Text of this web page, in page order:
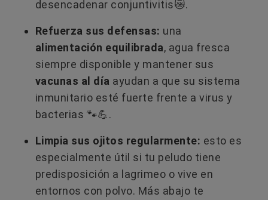
desencadenar conjuntivitis😿.
Refuerza sus defensas: una
alimentación equilibrada, agua fresca
siempre disponible y mantener sus
vacunas al día ayudan a que su sistema
inmunitario esté fuerte frente a virus y
bacterias 🐾💪.
Limpia sus ojitos regularmente: esto es
especialmente útil si tu peludo tiene
predisposición a lagrimeo o vive en
entornos con polvo. Más abajo te